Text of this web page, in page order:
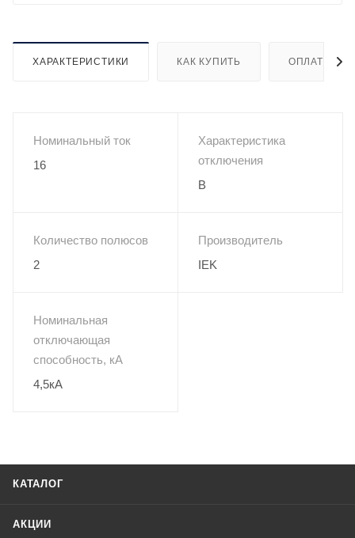
ХАРАКТЕРИСТИКИ КАК КУПИТЬ ОПЛАТА
Номинальный ток
16
Характеристика
отключения
B
Количество полюсов
2
Производитель
IEK
Номинальная
отключающая
способность, кА
4,5кА
КАТАЛОГ
АКЦИИ